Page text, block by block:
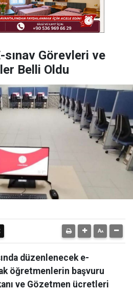
Görevleri ve
Belli Oldu
düzenlenecek e-
öğretmenlerin başvuru
ve Gözetmen ücretleri